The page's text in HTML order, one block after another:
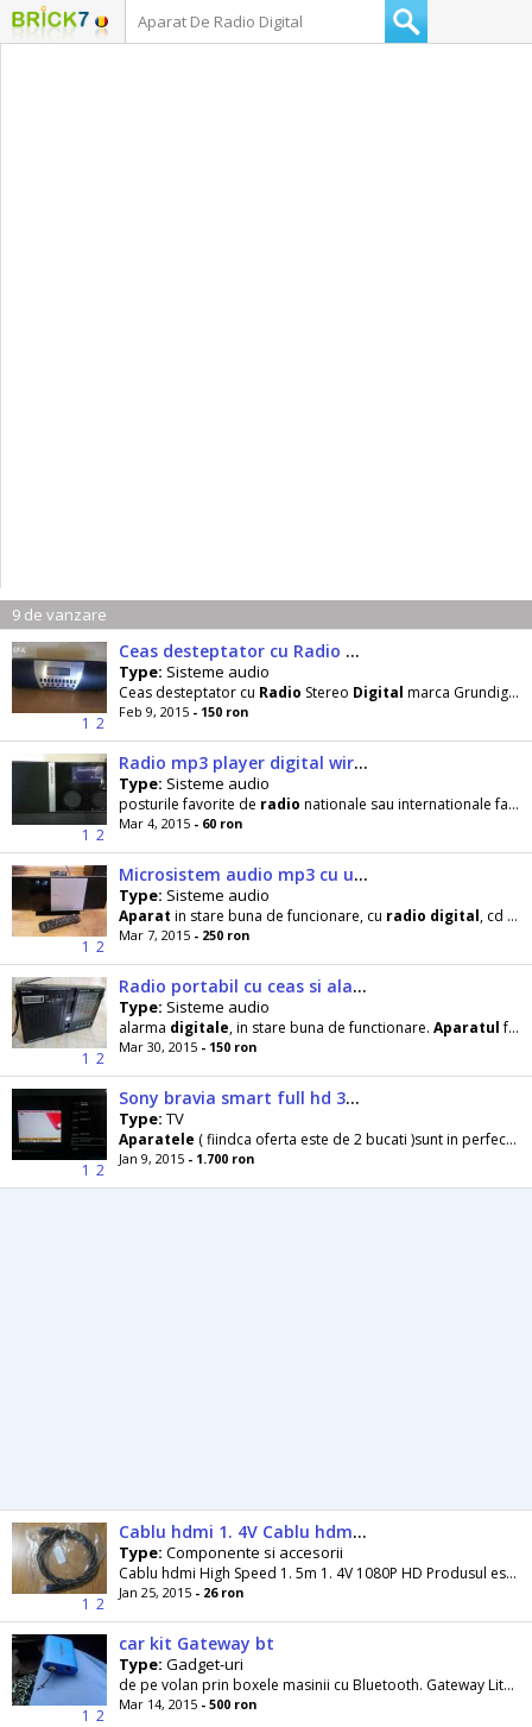
9 de vanzare
1 2
Ceas desteptator cu Radio Stereo !!Digital!!
Type: Sisteme audio
Ceas desteptator cu Radio Stereo Digital marca Grundig in stare exceptionala de functionare, aspect
Feb 9, 2015 - 150 ron
1 2
Radio mp3 player digital wireless freecom musicpal
Type: Sisteme audio
posturile favorite de radio nationale sau internationale fara a aprinde PC- ul, sau poate reda lista
Mar 4, 2015 - 60 ron
1 2
Microsistem audio mp3 cu usb Panasonic
Type: Sisteme audio
Aparat in stare buna de funcionare, cu radio digital, cd mp3, dock pt ipod, port usb, telecomanda
Mar 7, 2015 - 250 ron
1 2
Radio portabil cu ceas si alarma Grundig Yacht Boy 120
Type: Sisteme audio
alarma digitale, in stare buna de functionare. Aparatulfunctioneaza cu 5 baterii de tip R6 sau direct
Mar 30, 2015 - 150 ron
1 2
Sony bravia smart full hd 32 w 650a - negociabil
Type: TV
Aparatele ( fiindca oferta este de 2 bucati )sunt in perfecta stare de functionare. Aparatete
Jan 9, 2015 - 1.700 ron
1 2
Cablu hdmi 1. 4V Cablu hdmi 1, 5m cablu hdmi 1. 5 metri cablu
Type: Componente si accesorii
Cablu hdmi High Speed 1. 5m 1. 4V 1080P HD Produsul este nou si de inalta calitate ! Cablu are conexiune Ethernet ( folosite acum la TV , cu optiune...
Jan 25, 2015 - 26 ron
1 2
car kit Gateway bt
Type: Gadget-uri
de pe volan prin boxele masinii cu Bluetooth. Gateway Lite BT- ul
Mar 14, 2015 - 500 ron